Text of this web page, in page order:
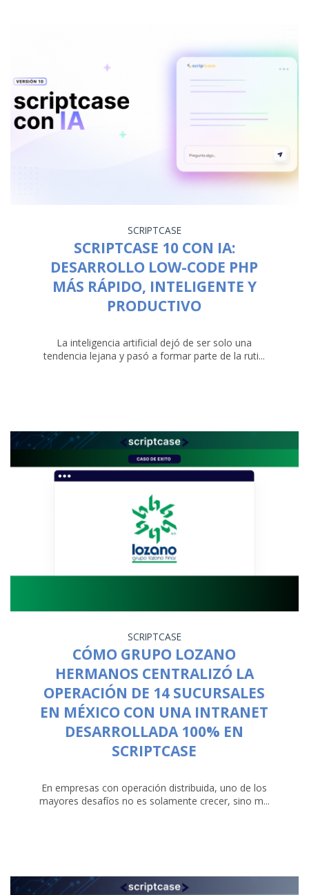
SCRIPTCASE
SCRIPTCASE 10 CON IA:
DESARROLLO LOW-CODE PHP
MÁS RÁPIDO, INTELIGENTE Y
PRODUCTIVO
La inteligencia artificial dejó de ser solo una
tendencia lejana y pasó a formar parte de la ruti...
SCRIPTCASE
CÓMO GRUPO LOZANO
HERMANOS CENTRALIZÓ LA
OPERACIÓN DE 14 SUCURSALES
EN MÉXICO CON UNA INTRANET
DESARROLLADA 100% EN
SCRIPTCASE
En empresas con operación distribuida, uno de los
mayores desafíos no es solamente crecer, sino m...